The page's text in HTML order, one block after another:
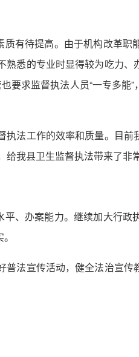
有待提高。由于机构改革
悉的专业时显得较为吃力、
要求监督执法人员“一专多能
法工作的效率和质量。目
我县卫生监督执法带来了非
、办案能力。继续加大行
普法宣传活动，健全法治宣